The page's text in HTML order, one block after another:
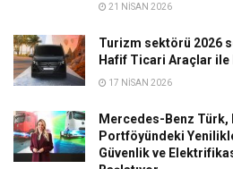
21 NISAN 2026
Turizm sektörü 2026
Hafif Ticari Araçlar ile
17 NISAN 2026
Mercedes-Benz Türk,
Portföyündeki
Güvenlik ve